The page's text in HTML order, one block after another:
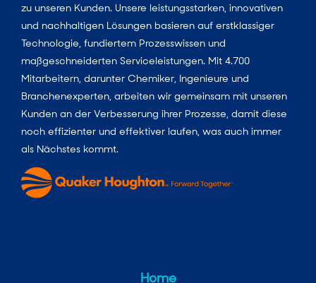
zu unseren Kunden. Unsere leistungsstarken, innovativen
und nachhaltigen Lösungen basieren auf erstklassiger
Technologie, fundiertem Prozesswissen und
maßgeschneiderten Serviceleistungen. Mit 4.700
Mitarbeitern, darunter Chemiker, Ingenieure und
Branchenexperten, arbeiten wir gemeinsam mit unseren
Kunden an der Verbesserung ihrer Prozesse, damit diese
noch effizienter und effektiver laufen, was auch immer
als Nächstes kommt.
Home